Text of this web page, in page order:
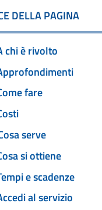
DELLA PAGINA
chi è rivolto
fare
serve
si ottiene
e scadenze
al servizio